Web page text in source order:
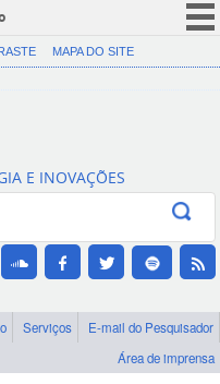
CORONAVÍRUS (COVID-19)
Canais
MAPA DO SITE
E INOVAÇÕES
Serviços
E-mail do Pesquisador
Área de imprensa